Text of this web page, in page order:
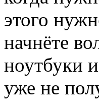
этого
начнёте
ноутбуки
уже не